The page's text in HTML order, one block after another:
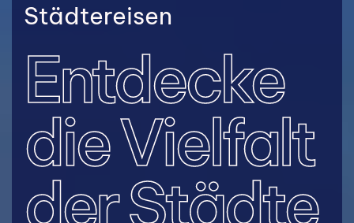
Städtereisen
Entdecke
die Vielfalt
der Städte